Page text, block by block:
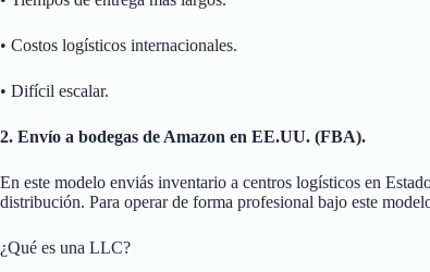
• Costos logísticos internacionales.
• Difícil escalar.
2. Envío a bodegas de Amazon en EE.UU. (FBA).
En este modelo enviás inventario a centros logísticos en
distribución. Para operar de forma profesional bajo este
¿Qué es una LLC?